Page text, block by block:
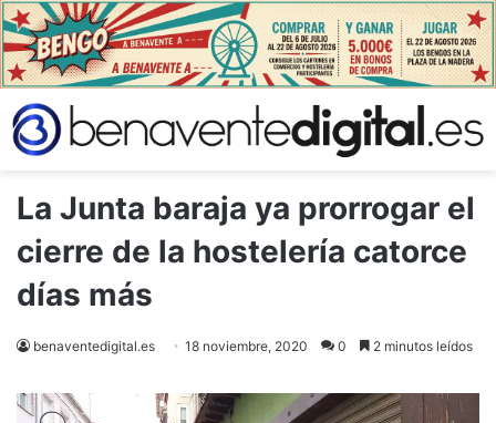
La Junta baraja ya prorrogar el
cierre de la hostelería catorce
días más
benaventedigital.es 18 noviembre, 2020 0 2 minutos leídos